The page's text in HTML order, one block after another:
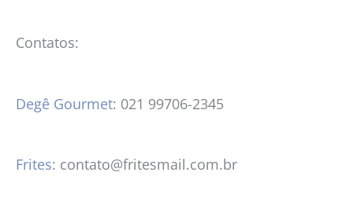
Contatos:
Degê Gourmet: 021 99706-2345
Frites: contato@fritesmail.com.br